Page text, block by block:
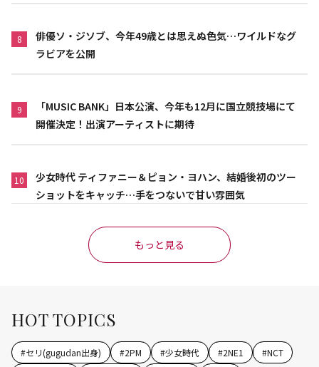
8
俳優ソ・ジソブ、今年49歳とは思えぬ色気…ワイルドなグ
ラビアを公開
9
「MUSIC BANK」日本公演、今年も12月に国立競技場にて
開催決定！出演アーティストに期待
10
少女時代 ティファニー＆ピョン・ヨハン、結婚後初のツー
ショットをキャッチ…手をつないで甘い雰囲気
もっと見る
HOT TOPICS
#セリ(gugudan出身) #2PM #少女時代 #2NE1 #NCT